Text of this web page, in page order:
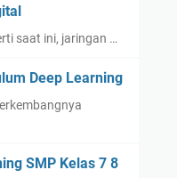
saat ini, jaringan …
Deep Learning
SMP Kelas 7 8